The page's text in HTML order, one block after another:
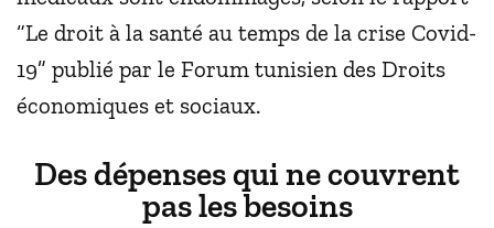
“Le droit à la santé au temps de la crise Covid-
19” publié par le Forum tunisien des Droits
économiques et sociaux.
Des dépenses qui ne couvrent
pas les besoins